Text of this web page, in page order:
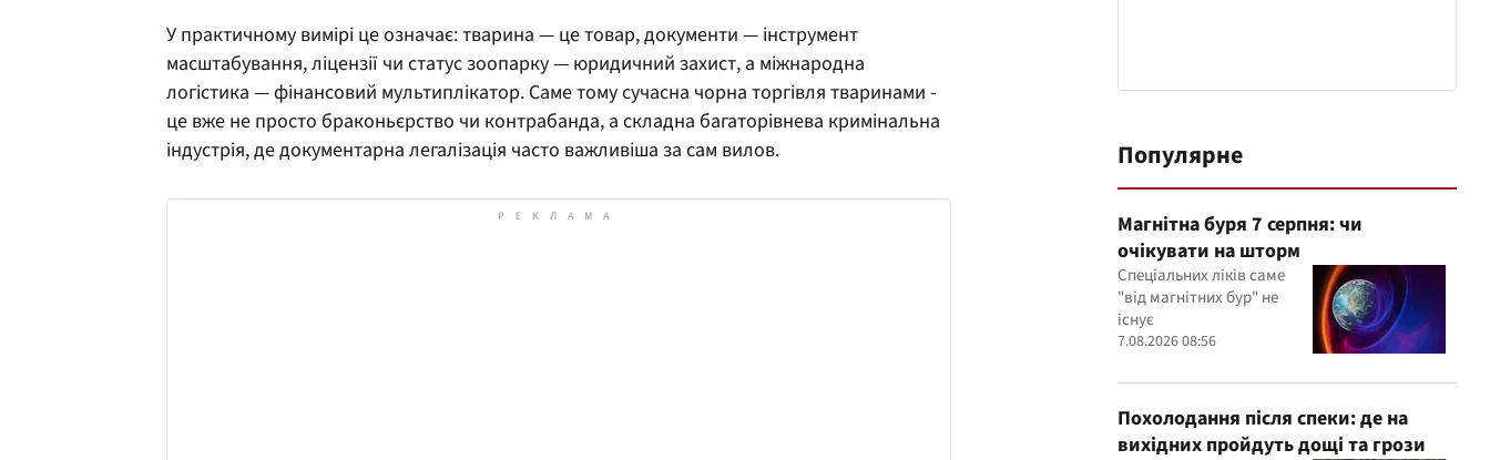
У практичному вимірі це означає: тварина — це товар, документи — інструмент
масштабування, ліцензії чи статус зоопарку — юридичний захист, а міжнародна
логістика — фінансовий мультиплікатор. Саме тому сучасна чорна торгівля тваринами -
це вже не просто браконьєрство чи контрабанда, а складна багаторівнева кримінальна
індустрія, де документарна легалізація часто важливіша за сам вилов.
Популярне
Магнітна буря 7 серпня: чи
очікувати на шторм
Спеціальних ліків саме
"від магнітних бур" не
існує
7.08.2026 08:56
Похолодання після спеки: де на
вихідних пройдуть дощі та грози